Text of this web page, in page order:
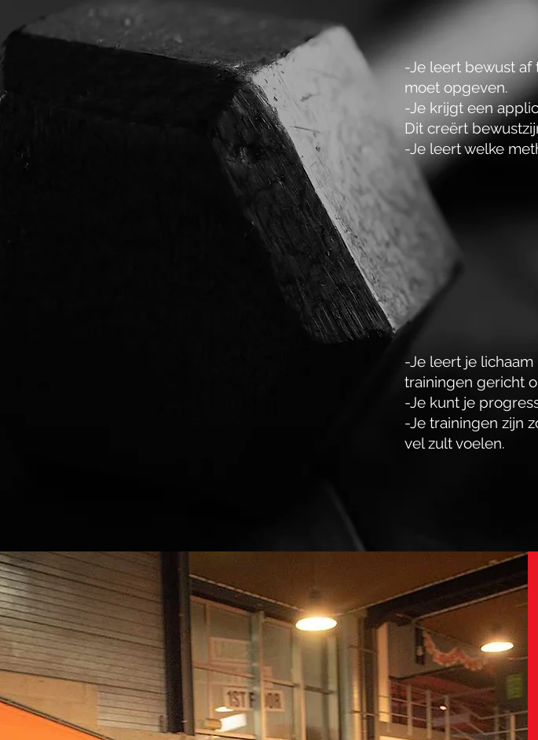
2
Afvallen
-Je leert bewust af
moet opgeven.
-Je krijgt een
Dit creërt
-Je leert welke
-Je leert je
trainingen gericht
-Je kunt je
-Je trainingen zijn
vel zult voelen.